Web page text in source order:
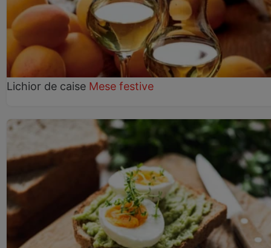
Lichior de caise Mese festive